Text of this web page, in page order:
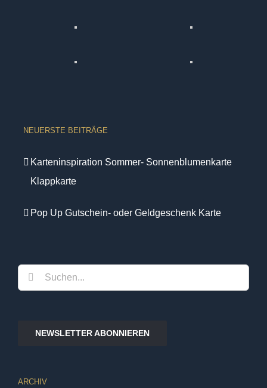
NEUERSTE BEITRÄGE
Karteninspiration Sommer- Sonnenblumenkarte
Klappkarte
Pop Up Gutschein- oder Geldgeschenk Karte
Suche
nach:
NEWSLETTER ABONNIEREN
ARCHIV